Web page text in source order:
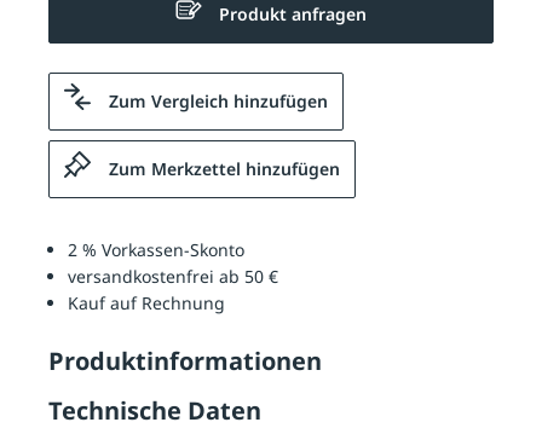
Produkt anfragen
Zum Vergleich hinzufügen
Zum Merkzettel hinzufügen
2 % Vorkassen-Skonto
versandkostenfrei ab 50 €
Kauf auf Rechnung
Produktinformationen
Technische Daten